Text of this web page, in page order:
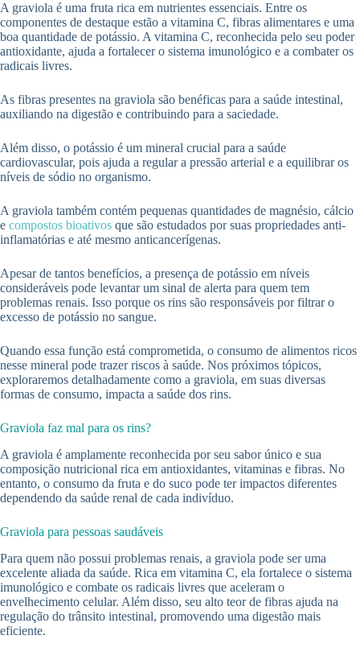
A graviola é uma fruta rica em nutrientes essenciais. Entre os
componentes de destaque estão a vitamina C, fibras alimentares e uma
boa quantidade de potássio. A vitamina C, reconhecida pelo seu poder
antioxidante, ajuda a fortalecer o sistema imunológico e a combater os
radicais livres.
As fibras presentes na graviola são benéficas para a saúde intestinal,
auxiliando na digestão e contribuindo para a saciedade.
Além disso, o potássio é um mineral crucial para a saúde
cardiovascular, pois ajuda a regular a pressão arterial e a equilibrar os
níveis de sódio no organismo.
A graviola também contém pequenas quantidades de magnésio, cálcio
e compostos bioativos que são estudados por suas propriedades anti-
inflamatórias e até mesmo anticancerígenas.
Apesar de tantos benefícios, a presença de potássio em níveis
consideráveis pode levantar um sinal de alerta para quem tem
problemas renais. Isso porque os rins são responsáveis por filtrar o
excesso de potássio no sangue.
Quando essa função está comprometida, o consumo de alimentos ricos
nesse mineral pode trazer riscos à saúde. Nos próximos tópicos,
exploraremos detalhadamente como a graviola, em suas diversas
formas de consumo, impacta a saúde dos rins.
Graviola faz mal para os rins?
A graviola é amplamente reconhecida por seu sabor único e sua
composição nutricional rica em antioxidantes, vitaminas e fibras. No
entanto, o consumo da fruta e do suco pode ter impactos diferentes
dependendo da saúde renal de cada indivíduo.
Graviola para pessoas saudáveis
Para quem não possui problemas renais, a graviola pode ser uma
excelente aliada da saúde. Rica em vitamina C, ela fortalece o sistema
imunológico e combate os radicais livres que aceleram o
envelhecimento celular. Além disso, seu alto teor de fibras ajuda na
regulação do trânsito intestinal, promovendo uma digestão mais
eficiente.